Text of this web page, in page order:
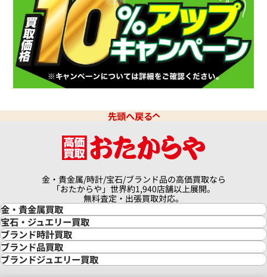
ンテール LM デイト
格
日時点の参考買取価格です
カルティエ パンテール リュ
W61001T9
参考買取価格
190,000円
※2025年4月9日時点の参考買
先頭へ戻る
金・貴金属/時計/宝石/ブランド品の高価買取なら
「おたからや」世界約1,940店舗以上展開。
無料査定・出張買取対応。
金・貴金属買取
金買取
金の相場価格情報
金の参考買取価格一覧
インゴット買取
インゴットの相場価格情報
宝石・ジュエリー買取
宝石・ジュエリー買取
ダイヤモンド買取
ダイヤモンド・宝石の参考価格一覧
リング・結婚指輪買取
ブランド時計買取
時計買取
ロレックス買取
ロレックス デイトナ買取
ブランド品買取
ブランド買取
ブランドジュエリー買取